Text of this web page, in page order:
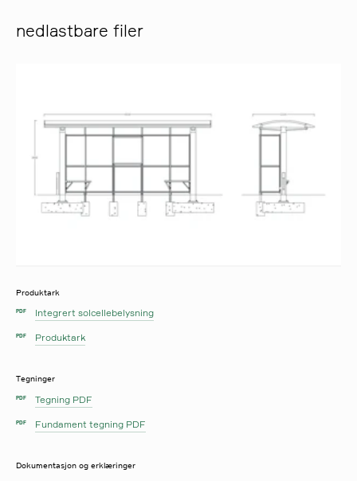
nedlastbare filer
Produktark
PDF Integrert solcellebelysning
PDF Produktark
Tegninger
PDF Tegning PDF
PDF Fundament tegning PDF
Dokumentasjon og erklæringer